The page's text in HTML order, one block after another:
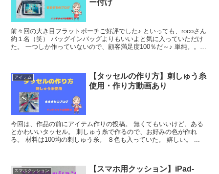
ー付け
前々回の大き目フラットポーチご好評でした♪ といっても、rocoさん
約１名（笑） バッグインバッグよりもいいよと気に入っていただけ
た。 一つしか作っていないので、顧客満足度100％だ～♪ 単純。。
アイテム
【タッセルの作り方】刺しゅう糸
使用・作り方動画あり
今回は、作品の前にアイテム作りの投稿。 無くてもいいけど、ある
とかわいいタッセル。 刺しゅう糸で作るので、お好みの色が作れ
スマホクッション
【スマホ用クッション】iPad-